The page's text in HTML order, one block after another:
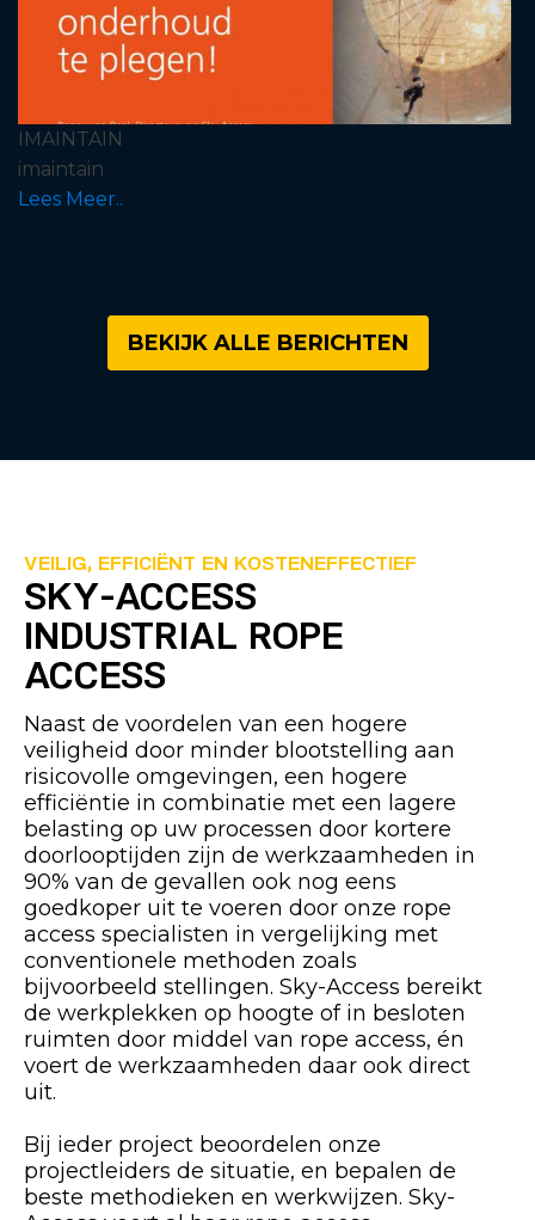
IMAINTAIN
imaintain
Lees Meer..
BEKIJK ALLE BERICHTEN
VEILIG, EFFICIËNT EN KOSTENEFFECTIEF
SKY-ACCESS
INDUSTRIAL ROPE
ACCESS
Naast de voordelen van een hogere
veiligheid door minder blootstelling aan
risicovolle omgevingen, een hogere
efficiëntie in combinatie met een lagere
belasting op uw processen door kortere
doorlooptijden zijn de werkzaamheden in
90% van de gevallen ook nog eens
goedkoper uit te voeren door onze rope
access specialisten in vergelijking met
conventionele methoden zoals
bijvoorbeeld stellingen. Sky-Access bereikt
de werkplekken op hoogte of in besloten
ruimten door middel van rope access, én
voert de werkzaamheden daar ook direct
uit.
Bij ieder project beoordelen onze
projectleiders de situatie, en bepalen de
beste methodieken en werkwijzen. Sky-